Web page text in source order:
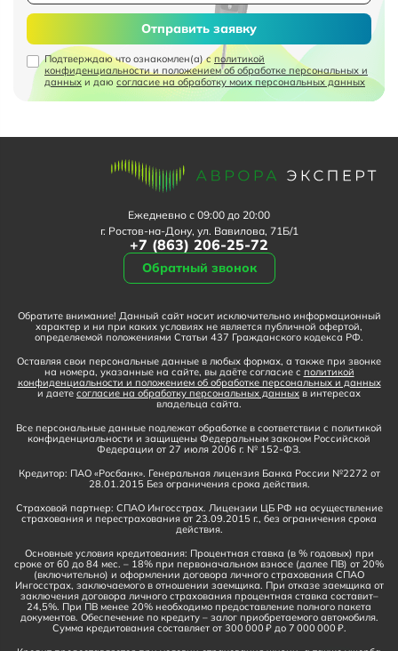
Подтверждаю что ознакомлен(а) сполитикой
конфиденциальности и положением об обработке персональных и
данных и даю согласие на обработку моих персональных данных
Отправить заявку
Ежедневно с 09:00 до 20:00
г. Ростов-на-Дону, ул. Вавилова, 71Б/1
+7 (863) 206-25-72
Обратный звонок
Обратите внимание! Данный сайт носит исключительно информационный
характер и ни при каких условиях не является публичной офертой,
определяемой положениями Статьи 437 Гражданского кодекса РФ.
Оставляя свои персональные данные в любых формах, а также при звонке
на номера, указанные на сайте, вы даёте согласие с политикой
конфиденциальности и положением об обработке персональных и данных
и даете согласие на обработку персональных данных в интересах
владельца сайта.
Все персональные данные подлежат обработке в соответствии с политикой
конфиденциальности и защищены Федеральным законом Российской
Федерации от 27 июля 2006 г. № 152-ФЗ.
Кредитор: ПАО «Росбанк». Генеральная лицензия Банка России №2272 от
28.01.2015 Без ограничения срока действия.
Страховой партнер: СПАО Ингосстрах. Лицензии ЦБ РФ на осуществление
страхования и перестрахования от 23.09.2015 г., без ограничения срока
действия.
Основные условия кредитования: Процентная ставка (в % годовых) при
сроке от 60 до 84 мес. – 18% при первоначальном взносе (далее ПВ) от 20%
(включительно) и оформлении договора личного страхования СПАО
Ингосстрах, заключаемого в отношении заемщика. При отказе заемщика от
заключения договора личного страхования процентная ставка составит–
24,5%. При ПВ менее 20% необходимо предоставление полного пакета
документов. Обеспечение по кредиту – залог приобретаемого автомобиля.
Сумма кредитования составляет от 300 000 ₽ до 7 000 000 ₽.